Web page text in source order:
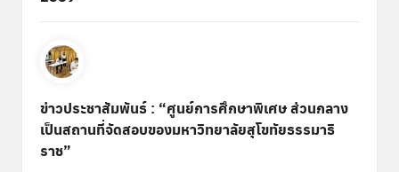
ข่าวประชาสัมพันธ์ : “ศูนย์การศึกษาพิเศษ ส่วนกลาง
เป็นสถานที่จัดสอบของมหาวิทยาลัยสุโขทัยธรรมาธิ
ราช”